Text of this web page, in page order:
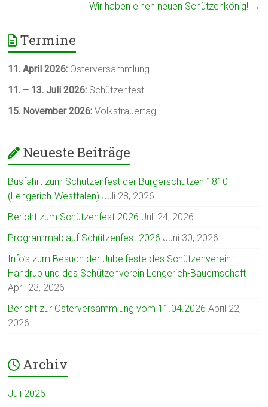
Wir haben einen neuen Schützenkönig! →
Termine
11. April 2026: Osterversammlung
11. – 13. Juli 2026: Schützenfest
15. November 2026: Volkstrauertag
Neueste Beiträge
Busfahrt zum Schützenfest der Bürgerschützen 1810
(Lengerich-Westfalen) Juli 28, 2026
Bericht zum Schützenfest 2026 Juli 24, 2026
Programmablauf Schützenfest 2026 Juni 30, 2026
Info’s zum Besuch der Jubelfeste des Schützenverein
Handrup und des Schützenverein Lengerich-Bauernschaft
April 23, 2026
Bericht zur Osterversammlung vom 11.04.2026 April 22,
2026
Archiv
Juli 2026